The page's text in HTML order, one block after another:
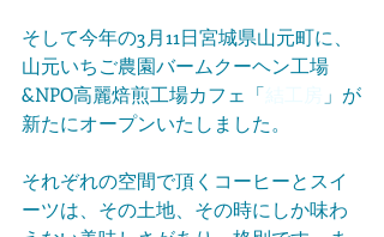
そして今年の3月11日宮城県山元町に、
山元いちご農園バームクーヘン工場
&NPO高麗焙煎工場カフェ「
」が
新たにオープンいたしました。
それぞれの空間で頂くコーヒーとスイ
ーツは、その土地、その時にしか味わ